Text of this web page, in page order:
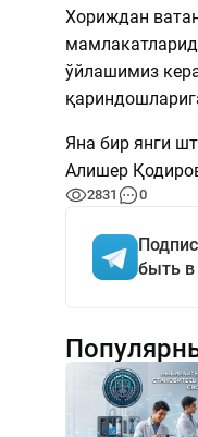
Хориждан
ўйлашимиз
Яна бир янги
Алишер
2831 0
быть в